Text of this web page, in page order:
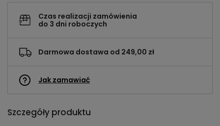
Czas realizacji zamówienia
do 3 dni roboczych
Darmowa dostawa od 249,00 zł
Jak zamawiać
Szczegóły produktu